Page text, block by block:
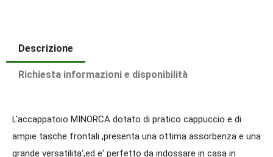
Descrizione
Richiesta informazioni e disponibilità
L'accappatoio MINORCA dotato di pratico cappuccio e di
ampie tasche frontali ,presenta una ottima assorbenza e una
grande versatilita',ed e' perfetto da indossare in casa in